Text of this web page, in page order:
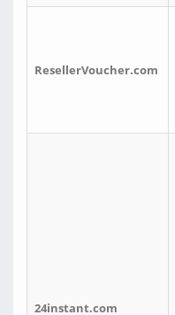
ResellerVoucher.com
24instant.com